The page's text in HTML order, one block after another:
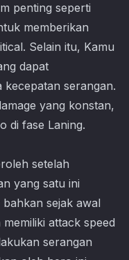
penting seperti
memberikan
Selain itu, Kamu
dapat
kecepatan serangan.
yang konstan,
di fase Laning.
setelah
yang satu ini
sejak awal
attack speed
serangan